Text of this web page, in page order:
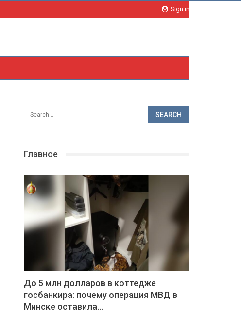
Sign in
Главное
До 5 млн долларов в коттедже
госбанкира: почему операция МВД в
Минске оставила…